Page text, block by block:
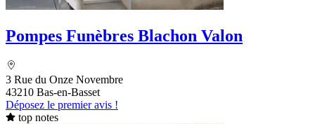
Pompes Funèbres Blachon Valon
3 Rue du Onze Novembre
43210 Bas-en-Basset
Déposez le premier avis !
top notes